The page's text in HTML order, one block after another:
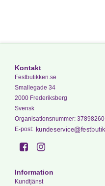
Kontakt
Festbutikken.se
Smallegade 34
2000 Frederiksberg
Svensk
Organisationsnummer: 37898260
E-post:
Information
Kundtjänst